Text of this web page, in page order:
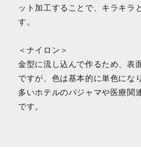
ット加工することで、キラキラ
す。
＜ナイロン＞
金型に流し込んで作るため、表
ですが、色は基本的に単色にな
多いホテルのパジャマや医療関
です。